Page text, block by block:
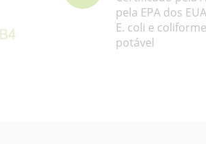
pela EPA dos
E. coli e
potável